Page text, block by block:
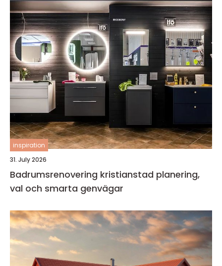
inspiration
31. July 2026
Badrumsrenovering kristianstad planering,
val och smarta genvägar